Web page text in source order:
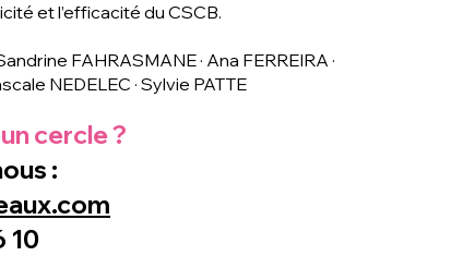
et l’efficacité du CSCB.
FAHRASMANE · Ana FERREIRA ·
NEDELEC · Sylvie PATTE
cercle ?
:
10